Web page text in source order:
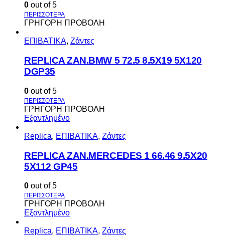
0 out of 5
ΓΡΗΓΟΡΗ ΠΡΟΒΟΛΗ
ΕΠΙΒΑΤΙΚΑ, Ζάντες
REPLICA ZAN.BMW 5 72.5 8.5X19 5X120
DGP35
0 out of 5
ΓΡΗΓΟΡΗ ΠΡΟΒΟΛΗ
Εξαντλημένο
Replica, ΕΠΙΒΑΤΙΚΑ, Ζάντες
REPLICA ZAN.MERCEDES 1 66.46 9.5X20
5X112 GP45
0 out of 5
ΓΡΗΓΟΡΗ ΠΡΟΒΟΛΗ
Εξαντλημένο
Replica, ΕΠΙΒΑΤΙΚΑ, Ζάντες